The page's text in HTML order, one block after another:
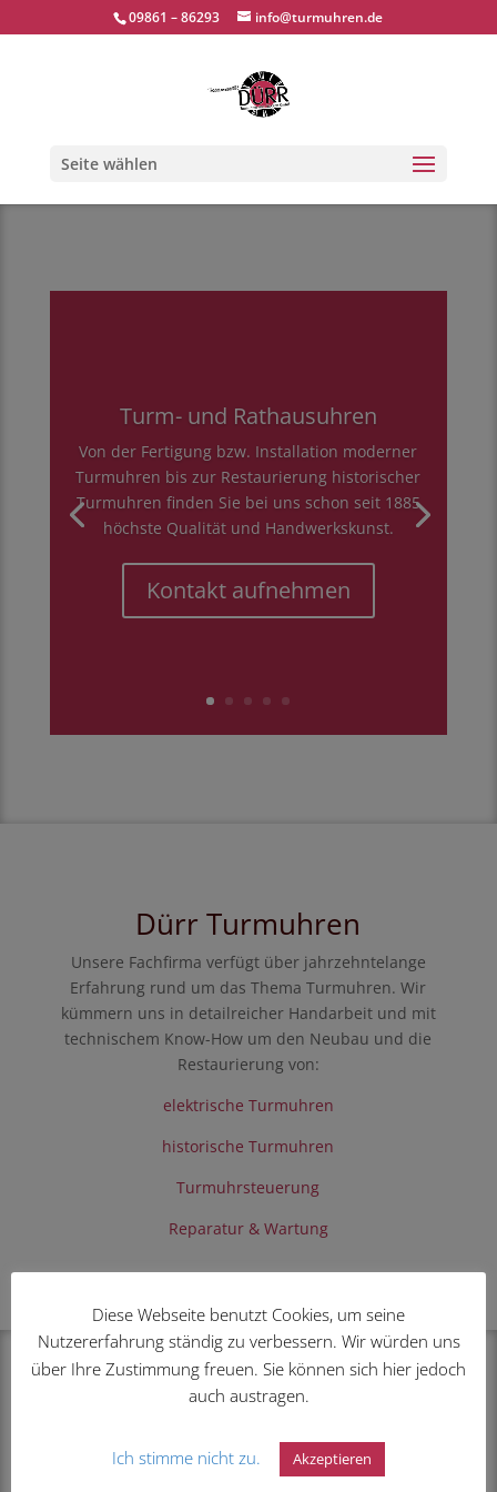
09861 – 86293 info@turmuhren.de
Seite wählen
Turm- und Rathausuhren
Von der Fertigung bzw. Installation moderner
Turmuhren bis zur Restaurierung historischer
Turmuhren finden Sie bei uns schon seit 1885
höchste Qualität und Handwerkskunst.
Kontakt aufnehmen
Dürr Turmuhren
Unsere Fachfirma verfügt über jahrzehntelange
Erfahrung rund um das Thema Turmuhren. Wir
kümmern uns in detailreicher Handarbeit und mit
technischem Know-How um den Neubau und die
Restaurierung von:
elektrische Turmuhren
historische Turmuhren
Turmuhrsteuerung
Reparatur & Wartung
Sie haben Interesse an
Diese Webseite benutzt Cookies, um seine
Nutzererfahrung ständig zu verbessern. Wir würden uns
über Ihre Zustimmung freuen. Sie können sich hier jedoch
auch austragen.
Ich stimme nicht zu. Akzeptieren